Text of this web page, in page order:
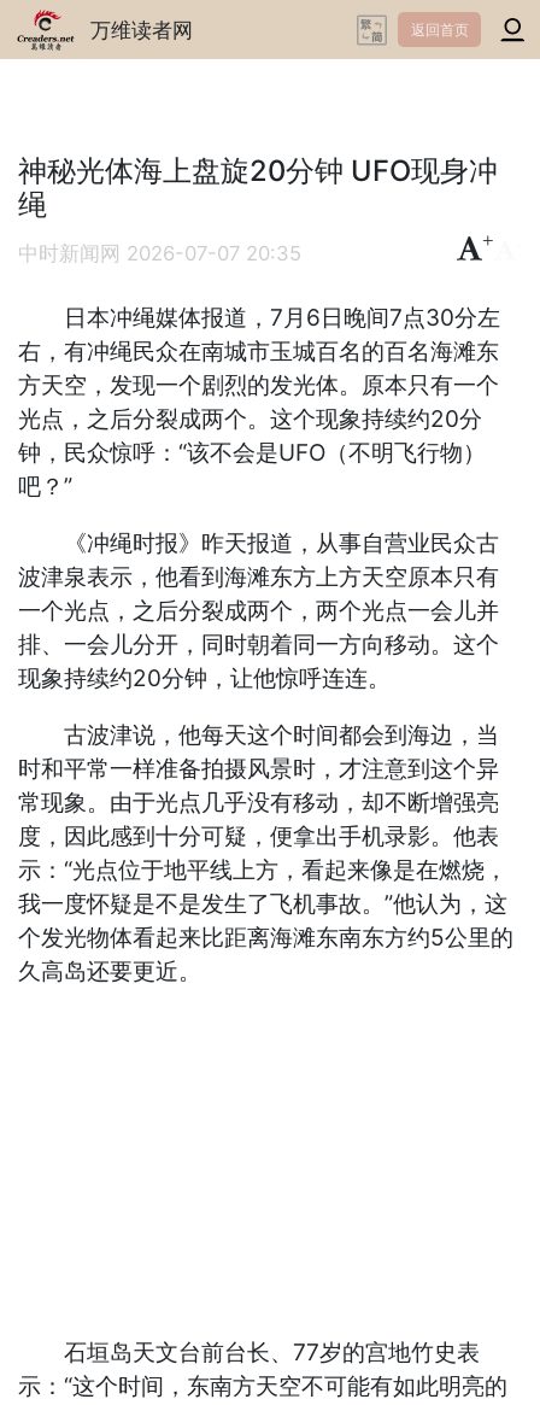
万维读者网 返回首页
神秘光体海上盘旋20分钟 UFO现身冲
绳
中时新闻网 2026-07-07 20:35
+
日本冲绳媒体报道，7月6日晚间7点30分左
右，有冲绳民众在南城市玉城百名的百名海滩东
方天空，发现一个剧烈的发光体。原本只有一个
光点，之后分裂成两个。这个现象持续约20分
钟，民众惊呼：“该不会是UFO（不明飞行物）
吧？”
《冲绳时报》昨天报道，从事自营业民众古
波津泉表示，他看到海滩东方上方天空原本只有
一个光点，之后分裂成两个，两个光点一会儿并
排、一会儿分开，同时朝着同一方向移动。这个
现象持续约20分钟，让他惊呼连连。
古波津说，他每天这个时间都会到海边，当
时和平常一样准备拍摄风景时，才注意到这个异
常现象。由于光点几乎没有移动，却不断增强亮
度，因此感到十分可疑，便拿出手机录影。他表
示：“光点位于地平线上方，看起来像是在燃烧，
我一度怀疑是不是发生了飞机事故。”他认为，这
个发光物体看起来比距离海滩东南东方约5公里的
久高岛还要更近。
石垣岛天文台前台长、77岁的宫地竹史表
示：“这个时间，东南方天空不可能有如此明亮的